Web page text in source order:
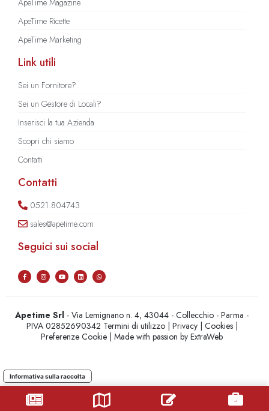
ApeTime Ricette
ApeTime Marketing
Link utili
Sei un Fornitore?
Sei un Gestore di Locali?
Inserisci la tua Azienda
Scopri chi siamo
Contatti
Contatti
0521.804743
sales@apetime.com
Seguici sui social
Apetime Srl - Via Lemignano n. 4, 43044 - Collecchio - Parma -
PIVA 02852690342 Termini di utilizzo| Privacy| Cookies|
Preferenze Cookie | Made with passion byExtraWeb
Informativa sulla raccolta